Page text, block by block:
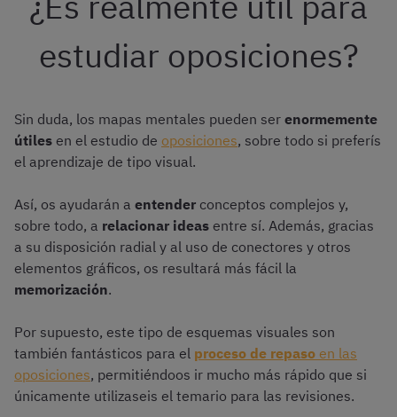
estudiar oposiciones?
Sin duda, los mapas mentales pueden ser enormemente
útiles en el estudio de oposiciones, sobre todo si preferís
el aprendizaje de tipo visual.
Así, os ayudarán a entender conceptos complejos y,
sobre todo, a relacionar ideas entre sí. Además, gracias
a su disposición radial y al uso de conectores y otros
elementos gráficos, os resultará más fácil la
memorización.
Por supuesto, este tipo de esquemas visuales son
también fantásticos para el proceso de repaso en las
oposiciones, permitiéndoos ir mucho más rápido que si
únicamente utilizaseis el temario para las revisiones.